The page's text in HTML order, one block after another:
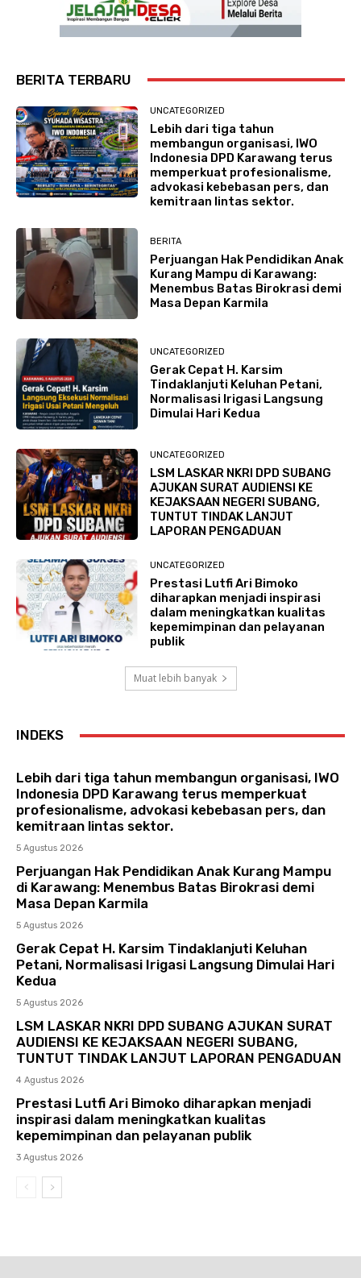
BERITA TERBARU
UNCATEGORIZED
Lebih dari tiga tahun
membangun organisasi, IWO
Indonesia DPD Karawang terus
memperkuat profesionalisme,
advokasi kebebasan pers, dan
kemitraan lintas sektor.
BERITA
Perjuangan Hak Pendidikan Anak
Kurang Mampu di Karawang:
Menembus Batas Birokrasi demi
Masa Depan Karmila
UNCATEGORIZED
Gerak Cepat H. Karsim
Tindaklanjuti Keluhan Petani,
Normalisasi Irigasi Langsung
Dimulai Hari Kedua
UNCATEGORIZED
LSM LASKAR NKRI DPD SUBANG
AJUKAN SURAT AUDIENSI KE
KEJAKSAAN NEGERI SUBANG,
TUNTUT TINDAK LANJUT
LAPORAN PENGADUAN
UNCATEGORIZED
Prestasi Lutfi Ari Bimoko
diharapkan menjadi inspirasi
dalam meningkatkan kualitas
kepemimpinan dan pelayanan
publik
Muat lebih banyak
INDEKS
Lebih dari tiga tahun membangun organisasi, IWO
Indonesia DPD Karawang terus memperkuat
profesionalisme, advokasi kebebasan pers, dan
kemitraan lintas sektor.
5 Agustus 2026
Perjuangan Hak Pendidikan Anak Kurang Mampu
di Karawang: Menembus Batas Birokrasi demi
Masa Depan Karmila
5 Agustus 2026
Gerak Cepat H. Karsim Tindaklanjuti Keluhan
Petani, Normalisasi Irigasi Langsung Dimulai Hari
Kedua
5 Agustus 2026
LSM LASKAR NKRI DPD SUBANG AJUKAN SURAT
AUDIENSI KE KEJAKSAAN NEGERI SUBANG,
TUNTUT TINDAK LANJUT LAPORAN PENGADUAN
4 Agustus 2026
Prestasi Lutfi Ari Bimoko diharapkan menjadi
inspirasi dalam meningkatkan kualitas
kepemimpinan dan pelayanan publik
3 Agustus 2026